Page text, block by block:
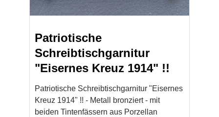
Patriotische
Schreibtischgarnitur
"Eisernes Kreuz 1914" !!
Patriotische Schreibtischgarnitur "Eisernes
Kreuz 1914" !! - Metall bronziert - mit
beiden Tintenfässern aus Porzellan